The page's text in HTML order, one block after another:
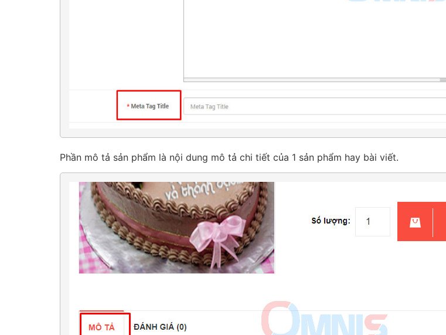
Phần mô tả sản phẩm là nội dung mô tả chi tiết của 1 sản phẩm hay bài viết.